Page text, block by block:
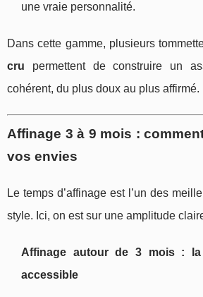
une vraie personnalité.
Dans cette gamme, plusieurs
cru permettent de construire un
cohérent, du plus doux au plus affirmé.
Affinage 3 à 9 mois :
vos envies
Le temps d’affinage est l’un des
style. Ici, on est sur une amplitude
Affinage autour de 3 mois : la
accessible